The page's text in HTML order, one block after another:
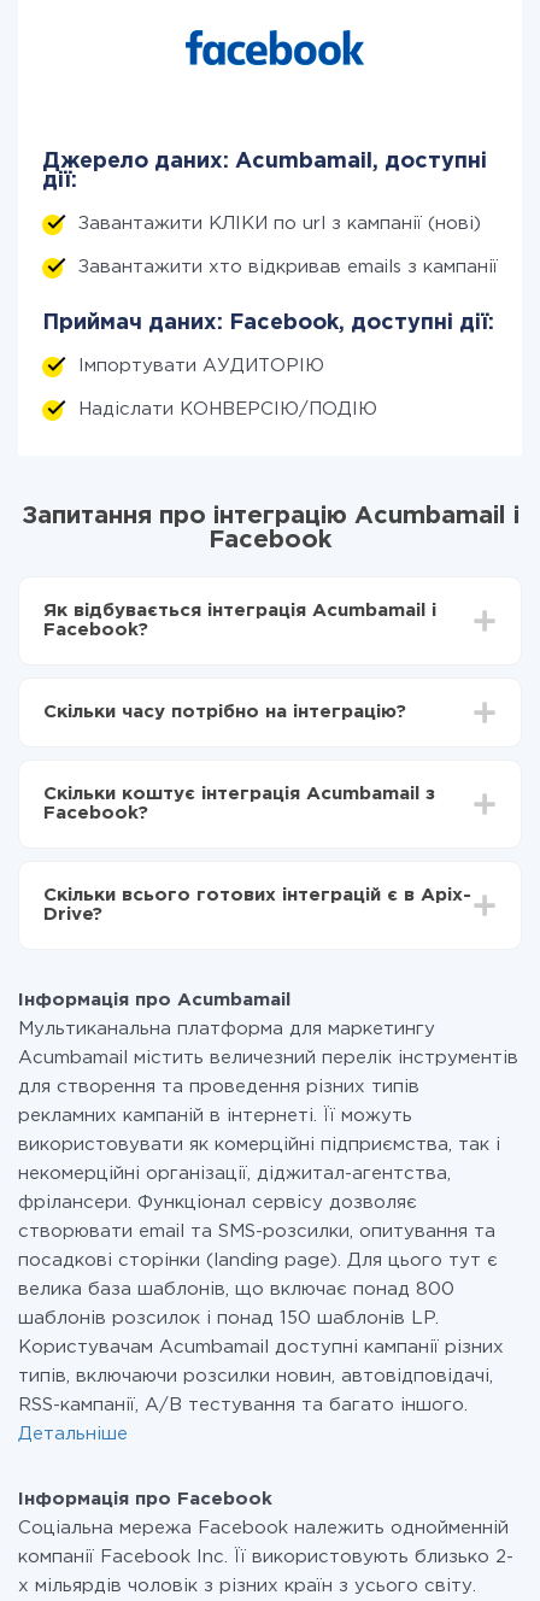
Джерело даних: Acumbamail, доступні
дії:
Завантажити КЛІКИ по url з кампанії (нові)
Завантажити хто відкривав emails з кампанії
Приймач даних: Facebook, доступні дії:
Імпортувати АУДИТОРІЮ
Надіслати КОНВЕРСІЮ/ПОДІЮ
Запитання про інтеграцію Acumbamail і
Facebook
Як відбувається інтеграція Acumbamail і
Facebook?
Вибираєте які дані передавати з Acumbamail в
Тепер дані будуть автоматично передаватися з
Acumbamail в Facebook
Скільки часу потрібно на інтеграцію?
становити від 5-ти до 30-хвилин. У середньому
налаштування займає 10-15 хвилин.
Скільки коштує інтеграція Acumbamail з
Facebook?
Ви оплачуєте лише кількість даних, які за фактом
передаються з однієї вашої системи в іншу через
при необхідності. Детальніше про
Скільки всього готових інтеграцій є в Apix-
Drive?
Інформація про Acumbamail
Мультиканальна платформа для маркетингу
Acumbamail містить величезний перелік інструментів
для створення та проведення різних типів
рекламних кампаній в інтернеті. Її можуть
використовувати як комерційні підприємства, так і
некомерційні організації, діджитал-агентства,
фрілансери. Функціонал сервісу дозволяє
створювати email та SMS-розсилки, опитування та
посадкові сторінки (landing page). Для цього тут є
велика база шаблонів, що включає понад 800
шаблонів розсилок і понад 150 шаблонів LP.
Користувачам Acumbamail доступні кампанії різних
типів, включаючи розсилки новин, автовідповідачі,
RSS-кампанії, A/B тестування та багато іншого.
Детальніше
Інформація про Facebook
Соціальна мережа Facebook належить однойменній
компанії Facebook Inc. Її використовують близько 2-
х мільярдів чоловік з різних країн з усього світу.